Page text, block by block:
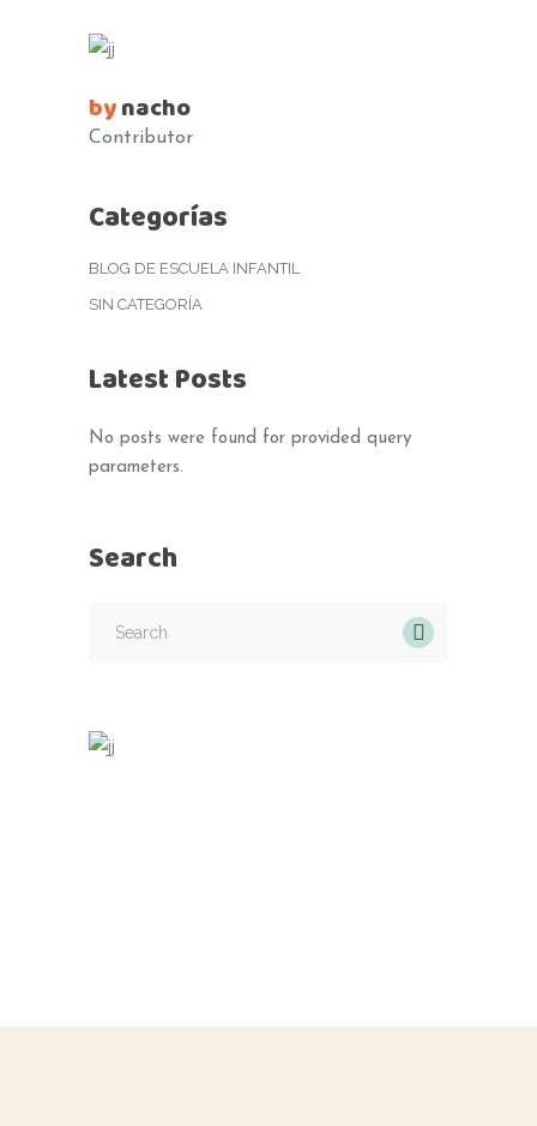
bynacho
Contributor
Categorías
BLOG DE ESCUELA INFANTIL
SIN CATEGORÍA
Latest Posts
No posts were found for provided query
parameters.
Search